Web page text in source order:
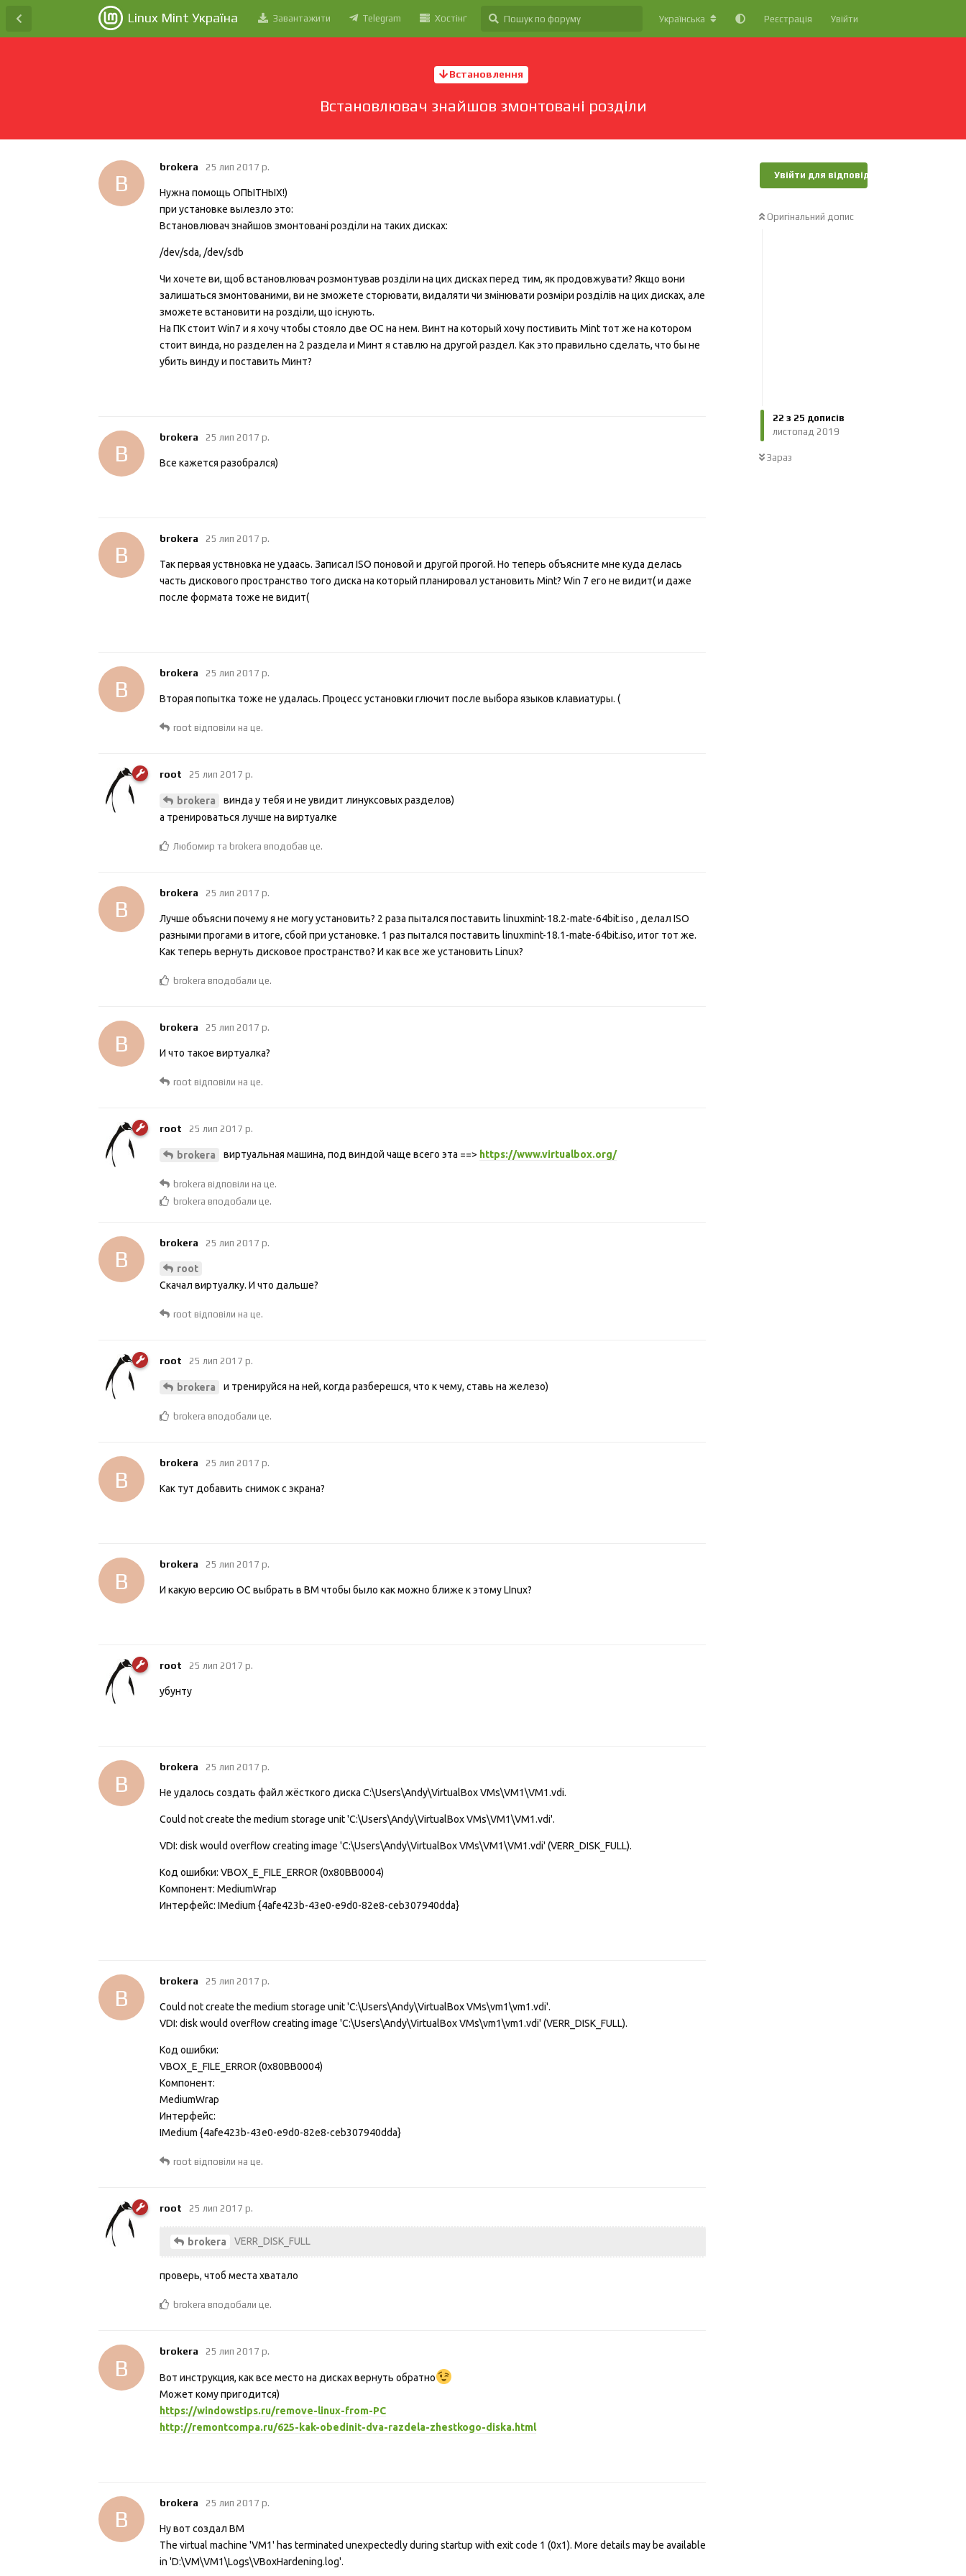
Linux Mint Україна Завантажити Telegram Хостінґ Українська Реєстрація Увійти
Встановлення
Встановлювач знайшов змонтовані розділи
Увійти для відповіді
Оригінальний допис
22 з 25 дописів
листопад 2019
Зараз
B
brokera 25 лип 2017 р.
Нужна помощь ОПЫТНЫХ!)
при установке вылезло это:
Встановлювач знайшов змонтовані розділи на таких дисках:
/dev/sda, /dev/sdb
Чи хочете ви, щоб встановлювач розмонтував розділи на цих дисках перед тим, як продовжувати? Якщо вони
залишаться змонтованими, ви не зможете сторювати, видаляти чи змінювати розміри розділів на цих дисках, але
зможете встановити на розділи, що існують.
На ПК стоит Win7 и я хочу чтобы стояло две ОС на нем. Винт на который хочу постивить Mint тот же на котором
стоит винда, но разделен на 2 раздела и Минт я ставлю на другой раздел. Как это правильно сделать, что бы не
убить винду и поставить Минт?
B
brokera 25 лип 2017 р.
Все кажется разобрался)
B
brokera 25 лип 2017 р.
Так первая уствновка не удаась. Записал ISO поновой и другой прогой. Но теперь объясните мне куда делась
часть дискового пространство того диска на который планировал установить Mint? Win 7 его не видит( и даже
после формата тоже не видит(
B
brokera 25 лип 2017 р.
Вторая попытка тоже не удалась. Процесс установки глючит после выбора языков клавиатуры. (
root відповіли на це.
root 25 лип 2017 р.
brokera
винда у тебя и не увидит линуксовых разделов)
а тренироваться лучше на виртуалке
Любомир та brokera вподобав це.
B
brokera 25 лип 2017 р.
Лучше объясни почему я не могу установить? 2 раза пытался поставить linuxmint-18.2-mate-64bit.iso , делал ISO
разными прогами в итоге, сбой при установке. 1 раз пытался поставить linuxmint-18.1-mate-64bit.iso, итог тот же.
Как теперь вернуть дисковое пространство? И как все же установить Linux?
brokera вподобали це.
B
brokera 25 лип 2017 р.
И что такое виртуалка?
root відповіли на це.
root 25 лип 2017 р.
brokera виртуальная машина, под виндой чаще всего эта ==> https://www.virtualbox.org/
brokera відповіли на це.
brokera вподобали це.
B
brokera 25 лип 2017 р.
root
Скачал виртуалку. И что дальше?
root відповіли на це.
root 25 лип 2017 р.
brokera и тренируйся на ней, когда разберешся, что к чему, ставь на железо)
brokera вподобали це.
B
brokera 25 лип 2017 р.
Как тут добавить снимок с экрана?
B
brokera 25 лип 2017 р.
И какую версию ОС выбрать в ВМ чтобы было как можно ближе к этому LInux?
root 25 лип 2017 р.
убунту
B
brokera 25 лип 2017 р.
Не удалось создать файл жёсткого диска C:\Users\Andy\VirtualBox VMs\VM1\VM1.vdi.
Could not create the medium storage unit 'C:\Users\Andy\VirtualBox VMs\VM1\VM1.vdi'.
VDI: disk would overflow creating image 'C:\Users\Andy\VirtualBox VMs\VM1\VM1.vdi' (VERR_DISK_FULL).
Код ошибки: VBOX_E_FILE_ERROR (0x80BB0004)
Компонент: MediumWrap
Интерфейс: IMedium {4afe423b-43e0-e9d0-82e8-ceb307940dda}
B
brokera 25 лип 2017 р.
Could not create the medium storage unit 'C:\Users\Andy\VirtualBox VMs\vm1\vm1.vdi'.
VDI: disk would overflow creating image 'C:\Users\Andy\VirtualBox VMs\vm1\vm1.vdi' (VERR_DISK_FULL).
Код ошибки:
VBOX_E_FILE_ERROR (0x80BB0004)
Компонент:
MediumWrap
Интерфейс:
IMedium {4afe423b-43e0-e9d0-82e8-ceb307940dda}
root відповіли на це.
root 25 лип 2017 р.
brokera VERR_DISK_FULL
проверь, чтоб места хватало
brokera вподобали це.
B
brokera 25 лип 2017 р.
Вот инструкция, как все место на дисках вернуть обратно
Может кому пригодится)
https://windowstips.ru/remove-linux-from-PC
http://remontcompa.ru/625-kak-obedinit-dva-razdela-zhestkogo-diska.html
B
brokera 25 лип 2017 р.
Ну вот создал ВМ
The virtual machine 'VM1' has terminated unexpectedly during startup with exit code 1 (0x1). More details may be available
in 'D:\VM\VM1\Logs\VBoxHardening.log'.